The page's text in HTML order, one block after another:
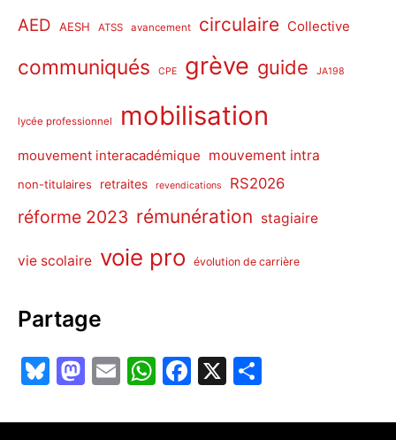
AED AESH ATSS avancement circulaire Collective
communiqués CPE grève guide JA198
lycée professionnel mobilisation
mouvement interacadémique mouvement intra
non-titulaires retraites revendications RS2026
réforme 2023 rémunération stagiaire
vie scolaire voie pro évolution de carrière
Partage
Bl
e
M
st
E
ai
W
at
F
c
X
ta